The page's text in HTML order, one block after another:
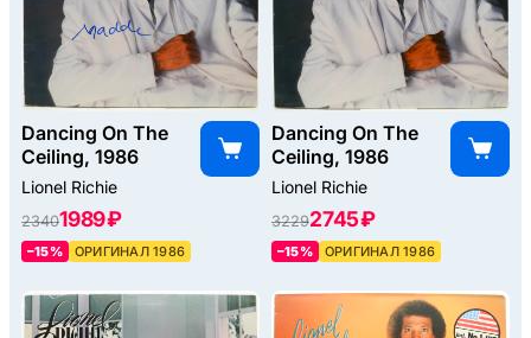
Dancing On The
Ceiling, 1986
Lionel Richie
23401989 ₽
–15% ОРИГИНАЛ 1986
Dancing On The
Ceiling, 1986
Lionel Richie
32292745 ₽
–15% ОРИГИНАЛ 1986